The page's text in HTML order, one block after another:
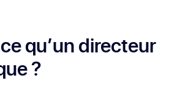
qu’un directeur
?